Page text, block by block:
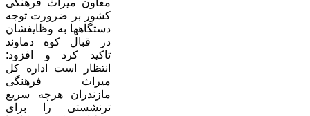
کشور بر ضرورت توجه
دستگاهها به وظایفشان
در قبال کوه دماوند
تاکید کرد و افزود:
انتظار است اداره کل
میراث فرهنگی
مازندران هرچه سریع
ترنشستی را برای